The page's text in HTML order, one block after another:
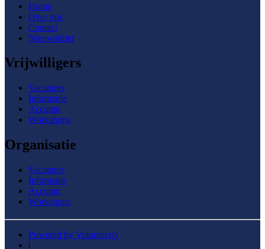
Home
Over ons
Contact
Nieuwsbrief
Vrijwilligers
Vacatures
Informatie
Account
Workshops
Organisatie
Vacatures
Informatie
Account
Workshops
Powered by Volunteerly
|